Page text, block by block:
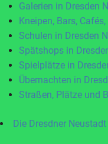
Galerien in Dresden
Kneipen, Bars,
Schulen in Dresden
Spätshops in
Spielplätze in
Übernachten in
Straßen, Plätze und
Die Dresdner Neustadt